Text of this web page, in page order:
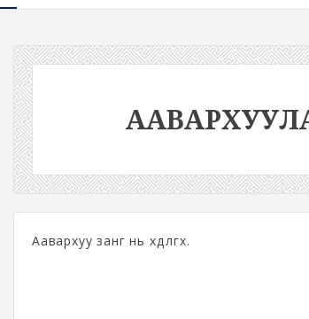
Аавархуу занг нь хөдөлгөх.